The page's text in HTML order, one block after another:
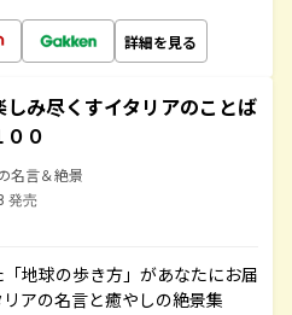
詳細を見る
しみ尽くすイタリアのことば
００
名言＆絶景
発売
地球の歩き方」があなたにお届
アの名言と癒やしの絶景集